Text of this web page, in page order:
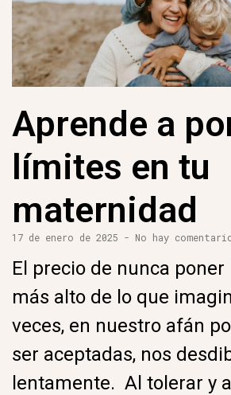
Aprende a
límites en tu
maternidad
17 de enero de 2025 No hay
El precio de nunca
más alto de lo que
veces, en nuestro afán
ser aceptadas, nos
lentamente. Al tolerar y